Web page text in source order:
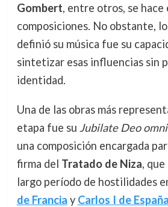
Gombert, entre otros, se hace
composiciones. No obstante,
definió su música fue su
sintetizar esas influencias sin
identidad.
Una de las obras más
etapa fue su Jubilate Deo
una composición encargada
firma del Tratado de Niza,
largo período de hostilidades
de Francia y Carlos I de España